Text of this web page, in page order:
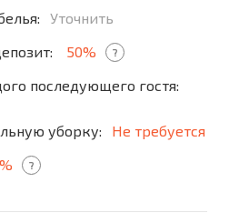
Уточнить
50% ?
последующего гостя:
уборку:
Не требуется
?